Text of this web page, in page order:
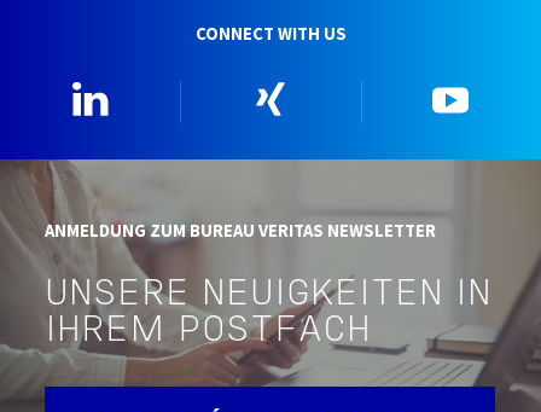
CONNECT WITH US
ANMELDUNG ZUM BUREAU VERITAS NEWSLETTER
UNSERE NEUIGKEITEN IN
IHREM POSTFACH